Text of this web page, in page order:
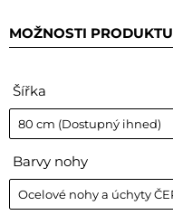
MOŽNOSTI PRODUKTU
Šířka
Barvy nohy